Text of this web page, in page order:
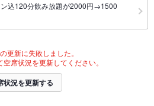
込120分飲み放題が2000円→1500
更新に失敗しました。
席状況を更新してください。
状況を更新する